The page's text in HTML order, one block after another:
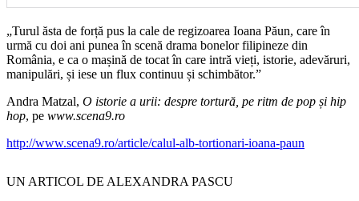
„Turul ăsta de forță pus la cale de regizoarea Ioana Păun, care în
urmă cu doi ani punea în scenă drama bonelor filipineze din
România, e ca o mașină de tocat în care intră vieți, istorie, adevăruri,
manipulări, și iese un flux continuu și schimbător.”
Andra Matzal, O istorie a urii: despre tortură, pe ritm de pop și hip
hop, pe www.scena9.ro
http://www.scena9.ro/article/calul-alb-tortionari-ioana-paun
UN ARTICOL DE ALEXANDRA PASCU